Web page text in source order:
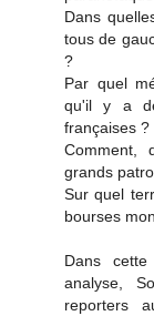
Dans
tous de
?
Par quel
qu'il y a
françaises ?
Comment,
grands
Sur quel
bourses
Dans
analyse,
reporters